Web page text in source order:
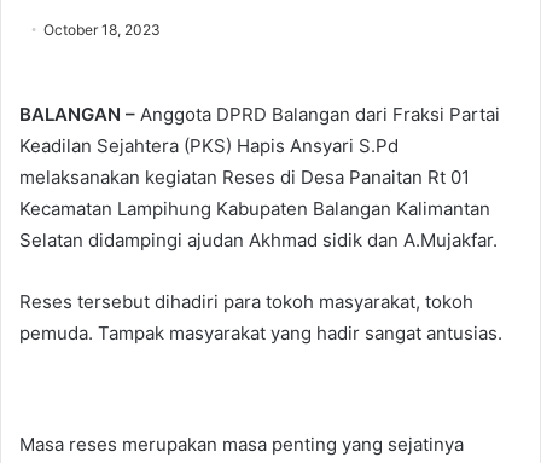
October 18, 2023
BALANGAN – Anggota DPRD Balangan dari Fraksi Partai
Keadilan Sejahtera (PKS) Hapis Ansyari S.Pd
melaksanakan kegiatan Reses di Desa Panaitan Rt 01
Kecamatan Lampihung Kabupaten Balangan Kalimantan
Selatan didampingi ajudan Akhmad sidik dan A.Mujakfar.
Reses tersebut dihadiri para tokoh masyarakat, tokoh
pemuda. Tampak masyarakat yang hadir sangat antusias.
Masa reses merupakan masa penting yang sejatinya